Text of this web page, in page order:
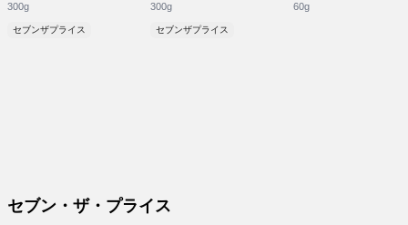
300g
セブンザプライス
300g
セブンザプライス
60g
セブン・ザ・プライス